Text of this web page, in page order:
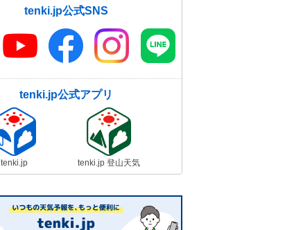
tenki.jp公式SNS
tenki.jp公式アプリ
tenki.jp tenki.jp 登山天気